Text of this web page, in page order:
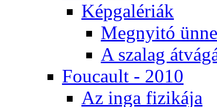
Kép­ga­lé­ri­ák
Meg­nyi­tó
A sza­lag
Fo­u­ca­ult - 2010
Az in­ga fi­zi­ká­ja